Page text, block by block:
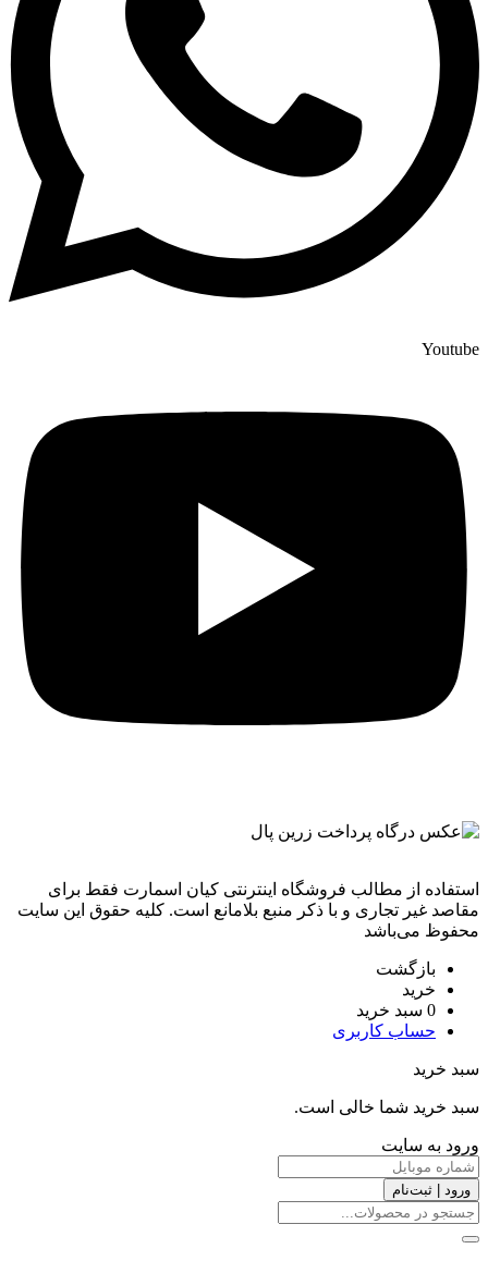
Youtube
استفاده از مطالب فروشگاه اینترنتی کیان اسمارت فقط برای
مقاصد غیر تجاری و با ذکر منبع بلامانع است. کليه حقوق اين سايت
محفوظ می‌باشد
بازگشت
خرید
0 سبد خرید
حساب کاربری
سبد خرید
سبد خرید شما خالی است.
ورود به سایت
ورود | ثبت‌نام